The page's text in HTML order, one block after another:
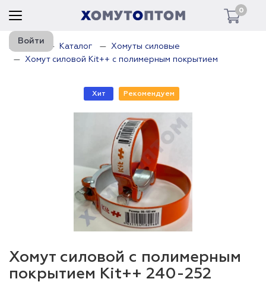
0
Войти
Главная Каталог
Хомуты силовые
Хомут силовой Kit++ с полимерным покрытием
Хит Рекомендуем
Хомут силовой с полимерным
покрытием Kit++ 240-252